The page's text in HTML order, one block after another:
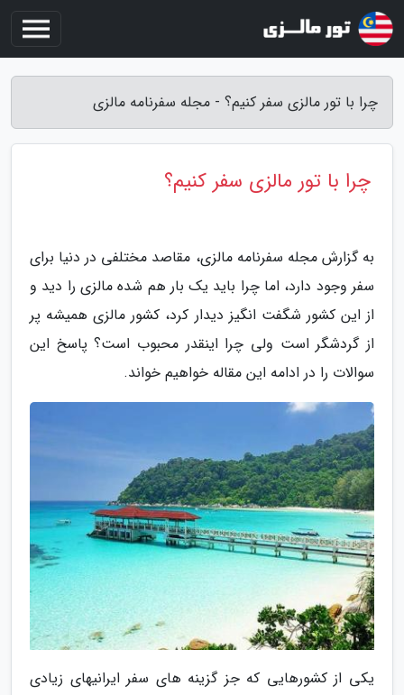
چرا با تور مالزی سفر کنیم؟ - مجله سفرنامه مالزی
چرا با تور مالزی سفر کنیم؟
به گزارش مجله سفرنامه مالزی، مقاصد مختلفی در دنیا برای
سفر وجود دارد، اما چرا باید یک بار هم شده مالزی را دید و
از این کشور شگفت انگیز دیدار کرد، کشور مالزی همیشه پر
از گردشگر است ولی چرا اینقدر محبوب است؟ پاسخ این
سوالات را در ادامه این مقاله خواهیم خواند.
یکی از کشورهایی که جز گزینه های سفر ایرانیهای زیادی